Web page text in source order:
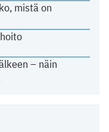
mistä on
– näin